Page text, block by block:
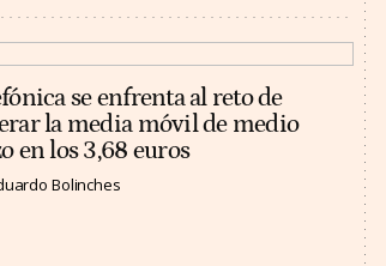
se enfrenta al reto de
la media móvil de medio
en los 3,68 euros
Bolinches